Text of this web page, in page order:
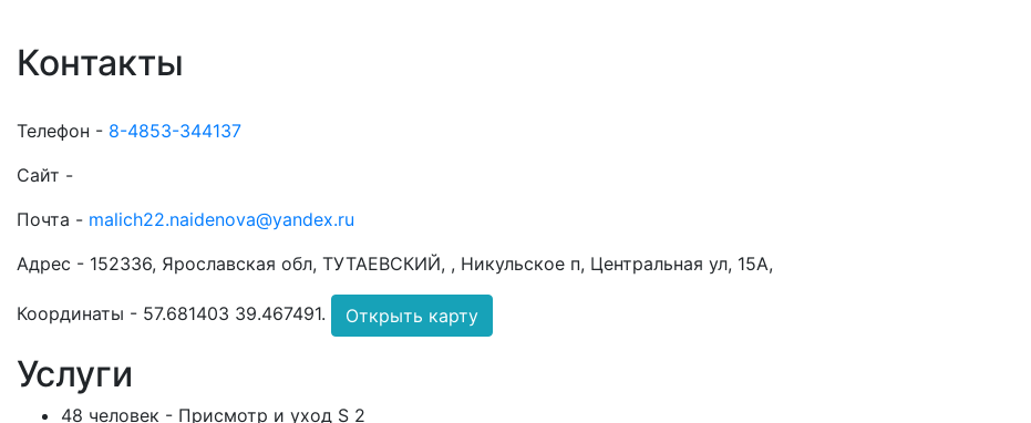
Контакты
Телефон - 8-4853-344137
Сайт -
Почта - malich22.naidenova@yandex.ru
Адрес - 152336, Ярославская обл, ТУТАЕВСКИЙ, , Никульское п, Центральная ул, 15А,
Координаты - 57.681403 39.467491. Открыть карту
Услуги
48 человек - Присмотр и уход S 2